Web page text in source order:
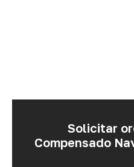
Solicitar
Compensado